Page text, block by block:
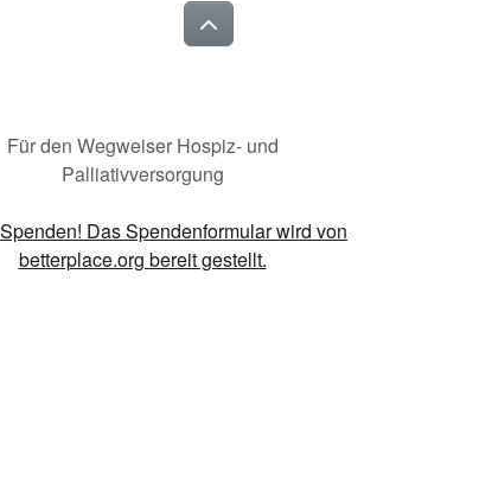
Für den Wegweiser Hospiz- und
Palliativversorgung